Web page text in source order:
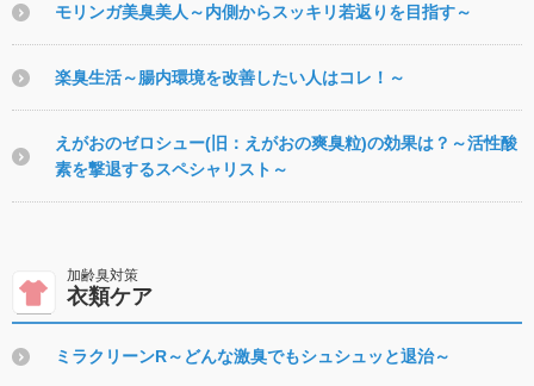
モリンガ美臭美人～内側からスッキリ若返りを目指す～
楽臭生活～腸内環境を改善したい人はコレ！～
えがおのゼロシュー(旧：えがおの爽臭粒)の効果は？～活性酸
素を撃退するスペシャリスト～
衣類ケア
ミラクリーンR～どんな激臭でもシュシュッと退治～